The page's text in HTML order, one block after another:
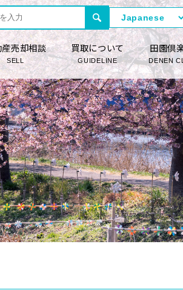
売却相談
SELL
買取について
GUIDELINE
田園倶
DENEN